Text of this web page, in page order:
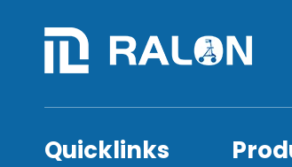
Quicklinks